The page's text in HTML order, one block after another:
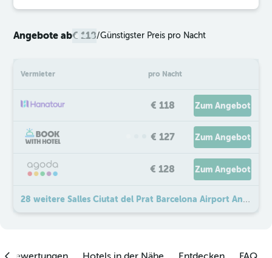
Angebote ab€ 118/Günstigster Preis pro Nacht
Vermieter pro Nacht
€ 118 Zum Angebot
€ 127 Zum Angebot
€ 128 Zum Angebot
28 weitere Salles Ciutat del Prat Barcelona Airport Angebote